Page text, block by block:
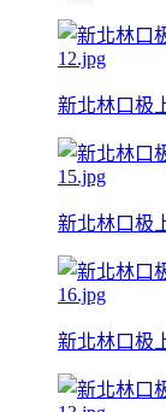
新北林口极
新北林口极
新北林口极